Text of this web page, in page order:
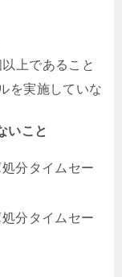
上であること
を実施していな
いこと
分タイムセー
分タイムセー